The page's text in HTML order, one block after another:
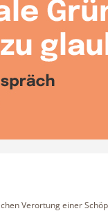
Verortung einer